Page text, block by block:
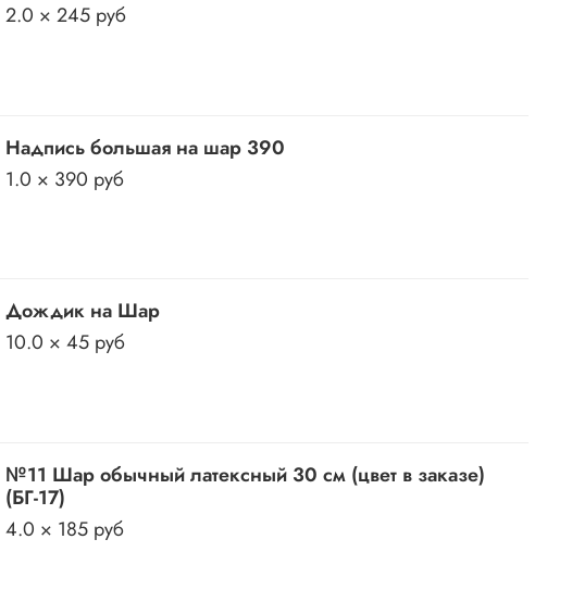
2.0 × 245 руб
Надпись большая на шар 390
1.0 × 390 руб
Дождик на Шар
10.0 × 45 руб
№11 Шар обычный латексный 30 см (цвет в заказе)
(БГ-17)
4.0 × 185 руб